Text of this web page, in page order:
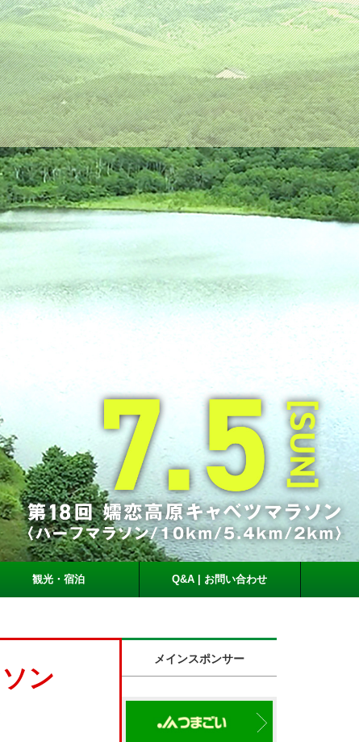
観光・宿泊 Q&A | お問い合わせ
ン
メインスポンサー